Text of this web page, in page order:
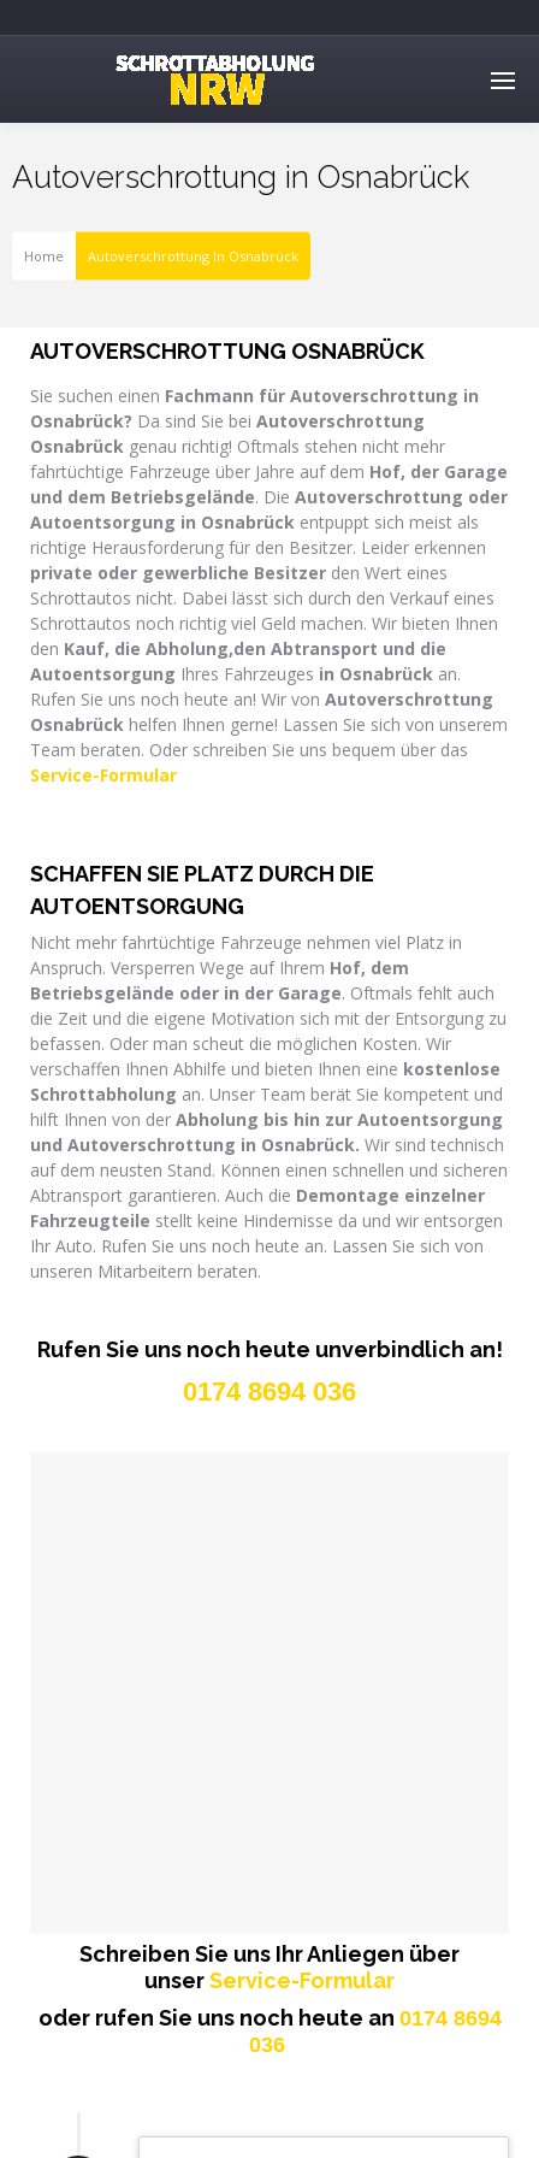
Autoverschrottung in Osnabrück
Home Autoverschrottung In Osnabrück
AUTOVERSCHROTTUNG OSNABRÜCK
Sie suchen einen Fachmann für Autoverschrottung in
Osnabrück? Da sind Sie bei Autoverschrottung
Osnabrück genau richtig! Oftmals stehen nicht mehr
fahrtüchtige Fahrzeuge über Jahre auf dem Hof, der Garage
und dem Betriebsgelände. Die Autoverschrottung oder
Autoentsorgung in Osnabrück entpuppt sich meist als
richtige Herausforderung für den Besitzer. Leider erkennen
private oder gewerbliche Besitzer den Wert eines
Schrottautos nicht. Dabei lässt sich durch den Verkauf eines
Schrottautos noch richtig viel Geld machen. Wir bieten Ihnen
den Kauf, die Abholung,den Abtransport und die
Autoentsorgung Ihres Fahrzeuges in Osnabrück an.
Rufen Sie uns noch heute an! Wir von Autoverschrottung
Osnabrück helfen Ihnen gerne! Lassen Sie sich von unserem
Team beraten. Oder schreiben Sie uns bequem über das
Service-Formular
SCHAFFEN SIE PLATZ DURCH DIE
AUTOENTSORGUNG
Nicht mehr fahrtüchtige Fahrzeuge nehmen viel Platz in
Anspruch. Versperren Wege auf Ihrem Hof, dem
Betriebsgelände oder in der Garage. Oftmals fehlt auch
die Zeit und die eigene Motivation sich mit der Entsorgung zu
befassen. Oder man scheut die möglichen Kosten. Wir
verschaffen Ihnen Abhilfe und bieten Ihnen eine kostenlose
Schrottabholung an. Unser Team berät Sie kompetent und
hilft Ihnen von der Abholung bis hin zur Autoentsorgung
und Autoverschrottung in Osnabrück. Wir sind technisch
auf dem neusten Stand. Können einen schnellen und sicheren
Abtransport garantieren. Auch die Demontage einzelner
Fahrzeugteile stellt keine Hindernisse da und wir entsorgen
Ihr Auto. Rufen Sie uns noch heute an. Lassen Sie sich von
unseren Mitarbeitern beraten.
Rufen Sie uns noch heute unverbindlich an!
0174 8694 036
Schreiben Sie uns Ihr Anliegen über
unserService-Formular
oder rufen Sie uns noch heute an 0174 8694
036